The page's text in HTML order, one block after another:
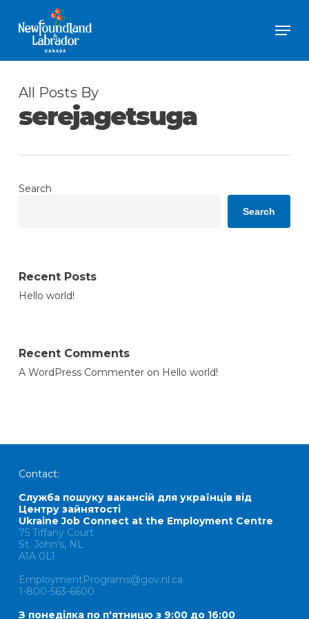
content
All Posts By
serejagetsuga
Search
Search
Recent Posts
Hello world!
Recent Comments
A WordPress Commenteron Hello world!
Contact:
Служба пошуку вакансій для українців від
Центру зайнятості
Ukraine Job Connect at the Employment Centre
75 Tiffany Court
St. John's, NL
A1A 0L1
EmploymentPrograms@gov.nl.ca
1-800-563-6600
З понеділка по п'ятницю з 9:00 до 16:00
Menu